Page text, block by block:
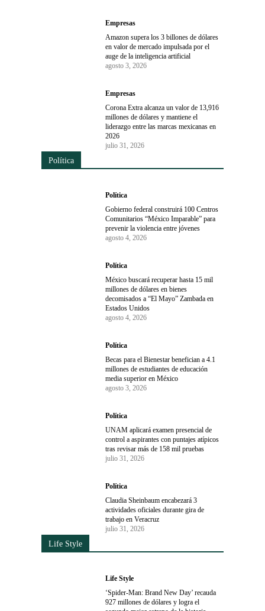
Empresas
Amazon supera los 3 billones de dólares
en valor de mercado impulsada por el
auge de la inteligencia artificial
agosto 3, 2026
Empresas
Corona Extra alcanza un valor de 13,916
millones de dólares y mantiene el
liderazgo entre las marcas mexicanas en
2026
julio 31, 2026
Política
Política
Gobierno federal construirá 100 Centros
Comunitarios “México Imparable” para
prevenir la violencia entre jóvenes
agosto 4, 2026
Política
México buscará recuperar hasta 15 mil
millones de dólares en bienes
decomisados a “El Mayo” Zambada en
Estados Unidos
agosto 4, 2026
Política
Becas para el Bienestar benefician a 4.1
millones de estudiantes de educación
media superior en México
agosto 3, 2026
Política
UNAM aplicará examen presencial de
control a aspirantes con puntajes atípicos
tras revisar más de 158 mil pruebas
julio 31, 2026
Política
Claudia Sheinbaum encabezará 3
actividades oficiales durante gira de
trabajo en Veracruz
julio 31, 2026
Life Style
Life Style
‘Spider-Man: Brand New Day’ recauda
927 millones de dólares y logra el